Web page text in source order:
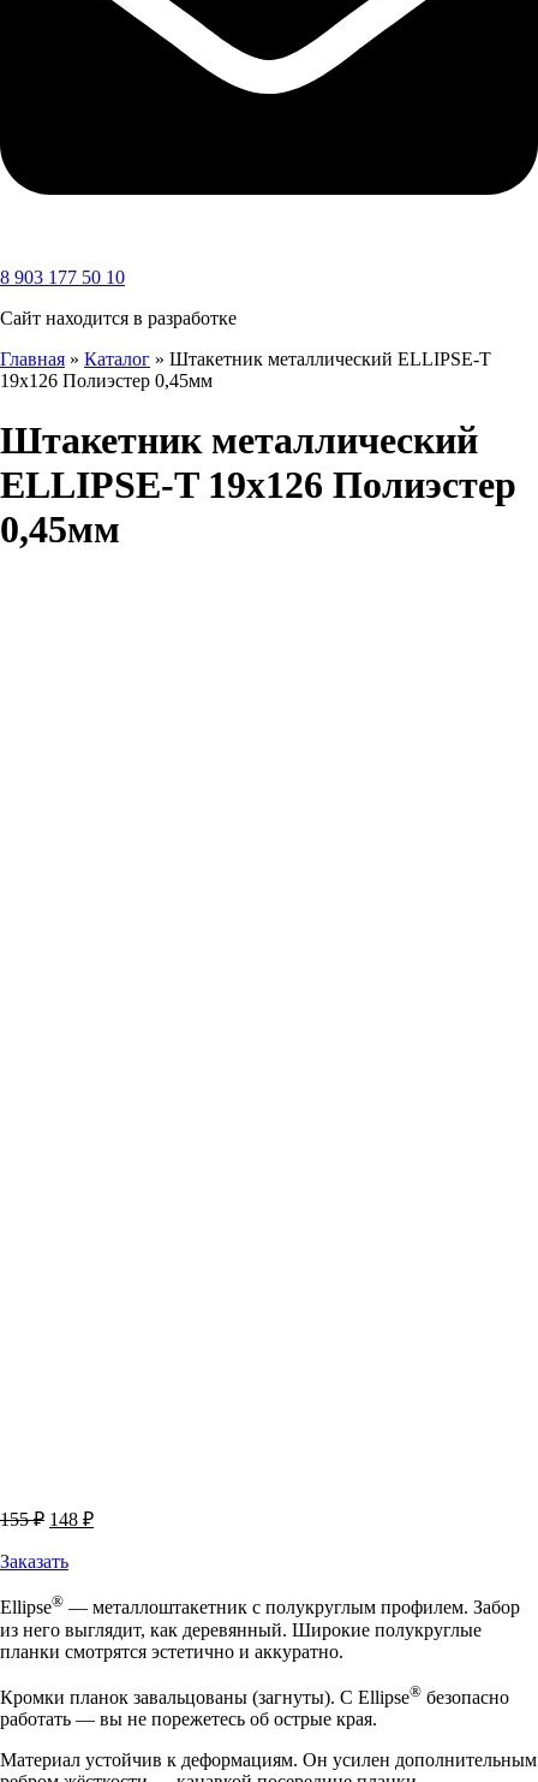
8 903 177 50 10
Сайт находится в разработке
Главная » Каталог » Штакетник металлический ELLIPSE-T
19х126 Полиэстер 0,45мм
Штакетник металлический
ELLIPSE-T 19х126 Полиэстер
0,45мм
155₽ Первоначальная
составляла
148 ₽Текущая
Заказать
Ellipse® ― металлоштакетник с полукруглым профилем. Забор
из него выглядит, как деревянный. Широкие полукруглые
планки смотрятся эстетично и аккуратно.
Кромки планок завальцованы (загнуты). С Ellipse® безопасно
работать ― вы не порежетесь об острые края.
Материал устойчив к деформациям. Он усилен дополнительным